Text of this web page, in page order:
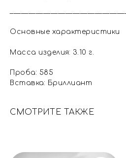
Основные характеристики
Масса изделия: 3.10 г.
Проба: 585
Вставка: Бриллиант
СМОТРИТЕ ТАКЖЕ